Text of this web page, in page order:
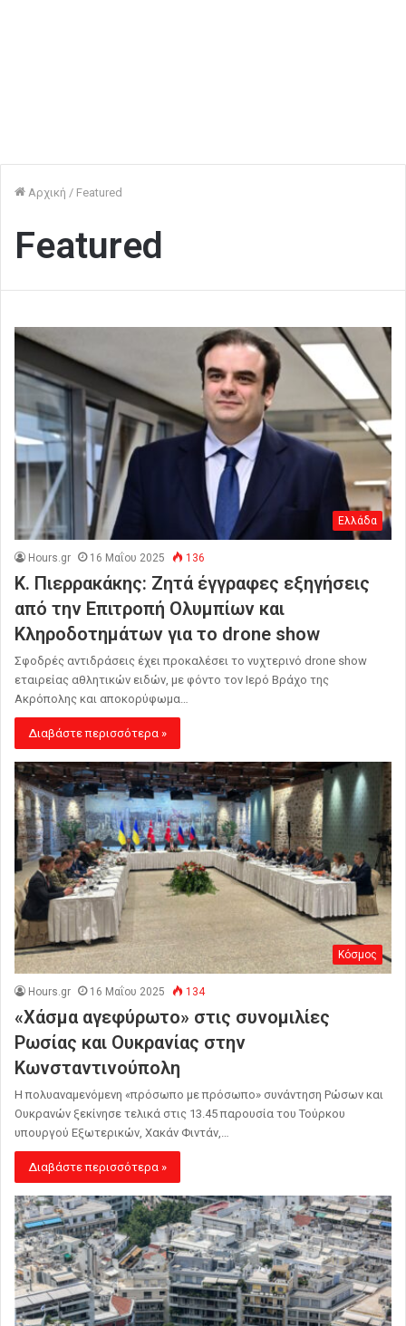
Αρχική / Featured
Featured
Ελλάδα
Hours.gr 16 Μαΐου 2025 136
Κ. Πιερρακάκης: Ζητά έγγραφες εξηγήσεις
από την Επιτροπή Ολυμπίων και
Κληροδοτημάτων για το drone show
Σφοδρές αντιδράσεις έχει προκαλέσει το νυχτερινό drone show
εταιρείας αθλητικών ειδών, με φόντο τον Ιερό Βράχο της
Ακρόπολης και αποκορύφωμα…
Διαβάστε περισσότερα »
Κόσμος
Hours.gr 16 Μαΐου 2025 134
«Χάσμα αγεφύρωτο» στις συνομιλίες
Ρωσίας και Ουκρανίας στην
Κωνσταντινούπολη
Η πολυαναμενόμενη «πρόσωπο με πρόσωπο» συνάντηση Ρώσων και
Ουκρανών ξεκίνησε τελικά στις 13.45 παρουσία του Τούρκου
υπουργού Εξωτερικών, Χακάν Φιντάν,…
Διαβάστε περισσότερα »